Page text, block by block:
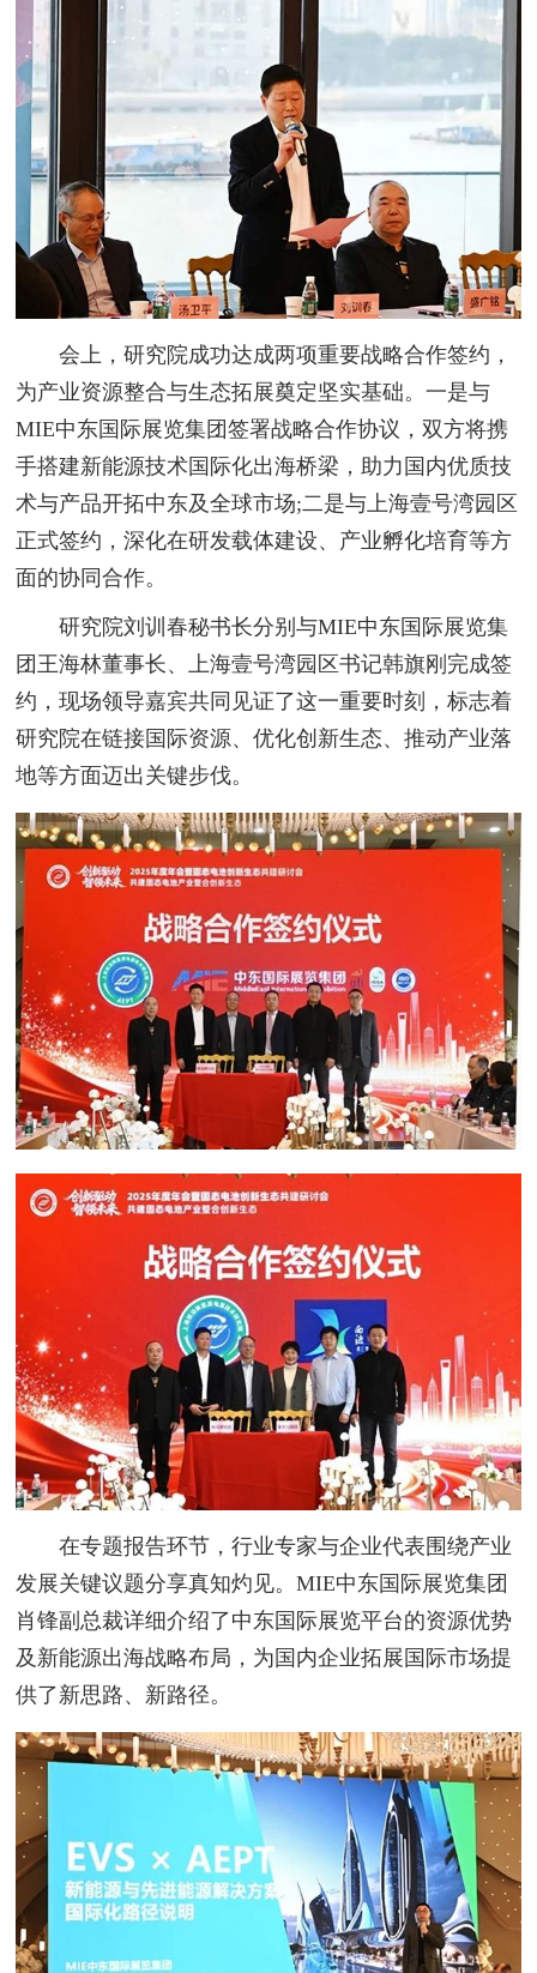
会上，研究院成功达成两项重要战略合作签约，
为产业资源整合与生态拓展奠定坚实基础。一是与
MIE中东国际展览集团签署战略合作协议，双方将携
手搭建新能源技术国际化出海桥梁，助力国内优质技
术与产品开拓中东及全球市场;二是与上海壹号湾园区
正式签约，深化在研发载体建设、产业孵化培育等方
面的协同合作。
研究院刘训春秘书长分别与MIE中东国际展览集
团王海林董事长、上海壹号湾园区书记韩旗刚完成签
约，现场领导嘉宾共同见证了这一重要时刻，标志着
研究院在链接国际资源、优化创新生态、推动产业落
地等方面迈出关键步伐。
在专题报告环节，行业专家与企业代表围绕产业
发展关键议题分享真知灼见。MIE中东国际展览集团
肖锋副总裁详细介绍了中东国际展览平台的资源优势
及新能源出海战略布局，为国内企业拓展国际市场提
供了新思路、新路径。